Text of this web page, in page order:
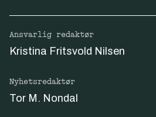
Ansvarlig redaktør
Kristina Fritsvold Nilsen
Nyhetsredaktør
Tor M. Nondal